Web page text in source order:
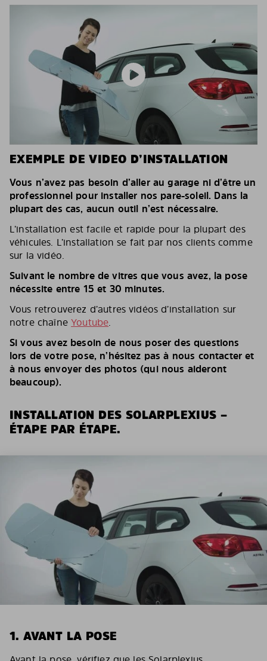
EXEMPLE DE VIDEO D’INSTALLATION
Vous n’avez pas besoin d’aller au garage ni d’être un
professionnel pour installer nos pare-soleil. Dans la
plupart des cas, aucun outil n’est nécessaire.
L’installation est facile et rapide pour la plupart des
véhicules. L’installation se fait par nos clients comme
sur la vidéo.
Suivant le nombre de vitres que vous avez, la pose
nécessite entre 15 et 30 minutes.
Vous retrouverez d’autres vidéos d’installation sur
notre chaîneYoutube.
Si vous avez besoin de nous poser des questions
lors de votre pose, n’hésitez pas à nous contacter et
à nous envoyer des photos (qui nous aideront
beaucoup).
INSTALLATION DES SOLARPLEXIUS –
ÉTAPE PAR ÉTAPE.
1. AVANT LA POSE